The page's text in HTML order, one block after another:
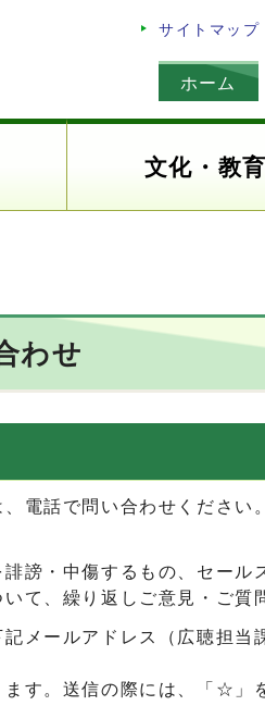
サイトマップ
ホーム
文化・教育
わせ
電話で問い合わせくださ
謗・中傷するもの、セー
て、繰り返しご意見・ご
メールアドレス（広聴担当
す。送信の際には、「☆」